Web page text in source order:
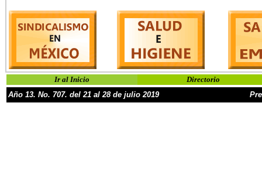
Ir al Inicio
Directorio
Año 13. No. 707. del 21 al 28de julio2019